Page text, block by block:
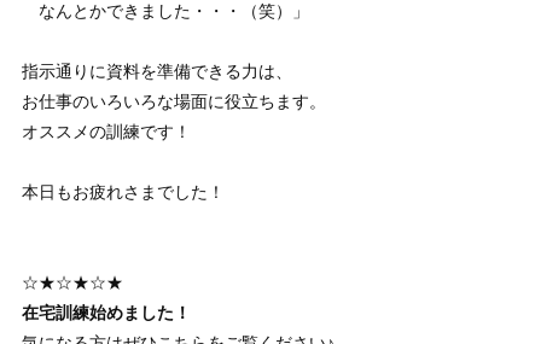
なんとかできました・・・（笑）」
指示通りに資料を準備できる力は、
お仕事のいろいろな場面に役立ちます。
オススメの訓練です！
本日もお疲れさまでした！
☆★☆★☆★
在宅訓練始めました！